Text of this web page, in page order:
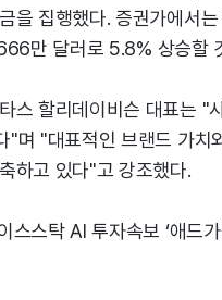
을 집행했다. 증권가에서
만 달러로 5.8% 상승할
스 할리데이비슨 대표는 "
"며 "대표적인 브랜드 가치
하고 있다"고 강조했다.
스탁 AI 투자속보 ‘애드